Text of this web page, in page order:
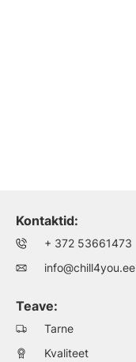
Kontaktid:
+ 372 53661473
info@chill4you.ee
Teave:
Tarne
Kvaliteet